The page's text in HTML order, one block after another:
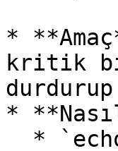
*
kritik
*